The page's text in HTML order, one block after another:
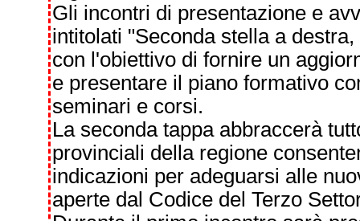
Gli incontri di presentazione e
intitolati "Seconda stella a
con l'obiettivo di fornire un
e presentare il piano formativo
seminari e corsi.
La seconda tappa abbraccerà
provinciali della regione
indicazioni per adeguarsi alle
aperte dal Codice del Terzo